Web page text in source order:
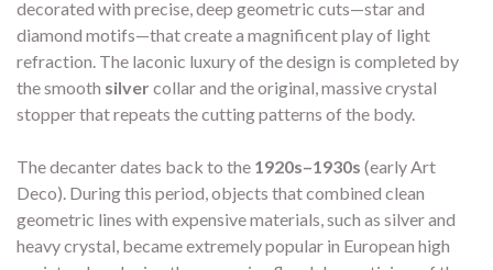
decorated with precise, deep geometric cuts—star and
diamond motifs—that create a magnificent play of light
refraction. The laconic luxury of the design is completed by
the smooth silver collar and the original, massive crystal
stopper that repeats the cutting patterns of the body.
The decanter dates back to the 1920s–1930s (early Art
Deco). During this period, objects that combined clean
geometric lines with expensive materials, such as silver and
heavy crystal, became extremely popular in European high